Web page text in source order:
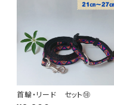
首輪・リード セット⑩